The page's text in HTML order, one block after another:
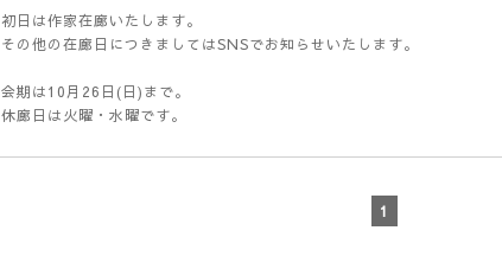
初日は作家在廊いたします。
その他の在廊日につきましてはSNSでお知らせいたします。
会期は10月26日(日)まで。
休廊日は火曜・水曜です。
1